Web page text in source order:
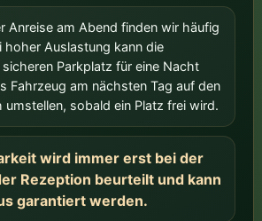
Anreise am Abend finden wir häufig
hoher Auslastung kann die
sicheren Parkplatz für eine Nacht
Fahrzeug am nächsten Tag auf den
umstellen, sobald ein Platz frei wird.
wird immer erst bei der
Rezeption beurteilt und kann
garantiert werden.